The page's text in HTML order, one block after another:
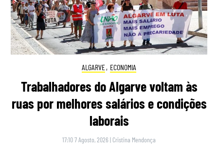
ALGARVE, ECONOMIA
Trabalhadores do Algarve voltam às
ruas por melhores salários e condições
laborais
17:10 7 Agosto, 2026 | Cristina Mendonça